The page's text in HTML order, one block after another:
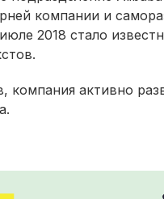
компании и
2018 стало
компания активно